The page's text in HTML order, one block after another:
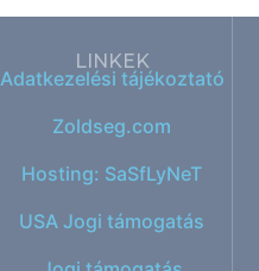
LINKEK
Adatkezelési tájékoztató
Zoldseg.com
Hosting: SaSfLyNeT
USA Jogi támogatás